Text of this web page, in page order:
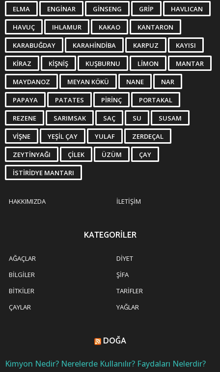
ELMA ENGINAR GINSENG GRIP HAVLICAN
HAVUÇ IHLAMUR KAKAO KANTARON
KARABUĞDAY KARAHINDIBA KARPUZ KAYISI
KIRAZ KIŞNIŞ KUŞBURNU LIMON MANTAR
MAYDANOZ MEYAN KÖKÜ NANE NAR
PAPAYA PATATES PIRINÇ PORTAKAL
REZENE SARIMSAK SAÇ SU SUSAM
VIŞNE YEŞIL ÇAY YULAF ZERDEÇAL
ZEYTINYAĞI ÇILEK ÜZÜM ÇAY
İSTIRIDYE MANTARI
HAKKIMIZDA İLETIŞIM
KATEGORILER
AĞAÇLAR
BILGILER
BITKILER
ÇAYLAR
DIYET
ŞIFA
TARIFLER
YAĞLAR
DOĞA
Kimyon Nedir? Nerelerde Kullanılır? Faydaları Nelerdir?